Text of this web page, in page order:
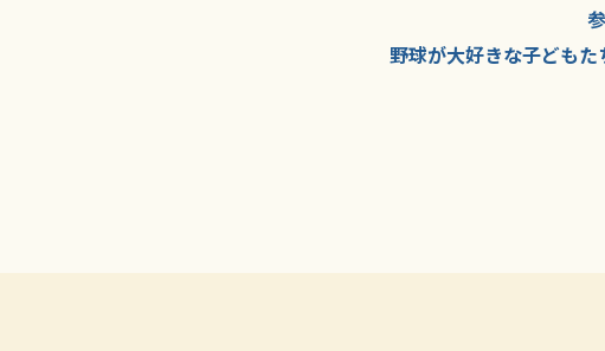
野球が大好きな子どもた